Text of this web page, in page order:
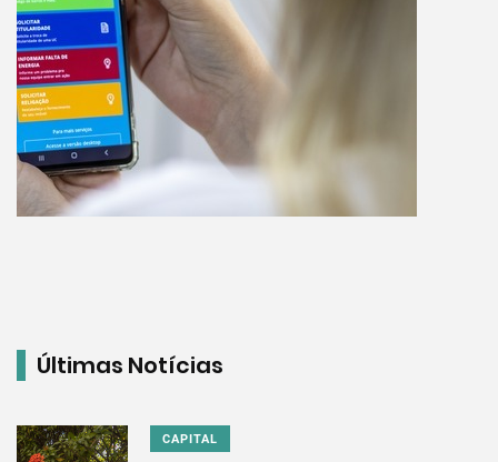
Últimas Notícias
CAPITAL